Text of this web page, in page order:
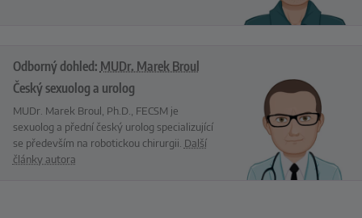
Odborný dohled: MUDr. Marek Broul
Český sexuolog a urolog
MUDr. Marek Broul, Ph.D., FECSM je
sexuolog a přední český urolog specializující
se především na robotickou chirurgii. Další
články autora